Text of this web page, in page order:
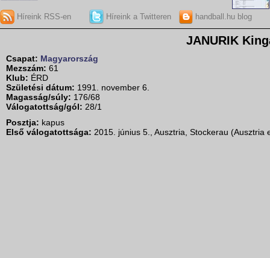
Híreink RSS-en Híreink a Twitteren handball.hu blog
JANURIK
Csapat: Magyarország
Mezszám: 61
Klub: ÉRD
Születési dátum: 1991. november 6.
Magasság/súly: 176/68
Válogatottság/gól: 28/1
Posztja: kapus
Első válogatottsága: 2015. június 5., Ausztria, Stockerau (Ausztria